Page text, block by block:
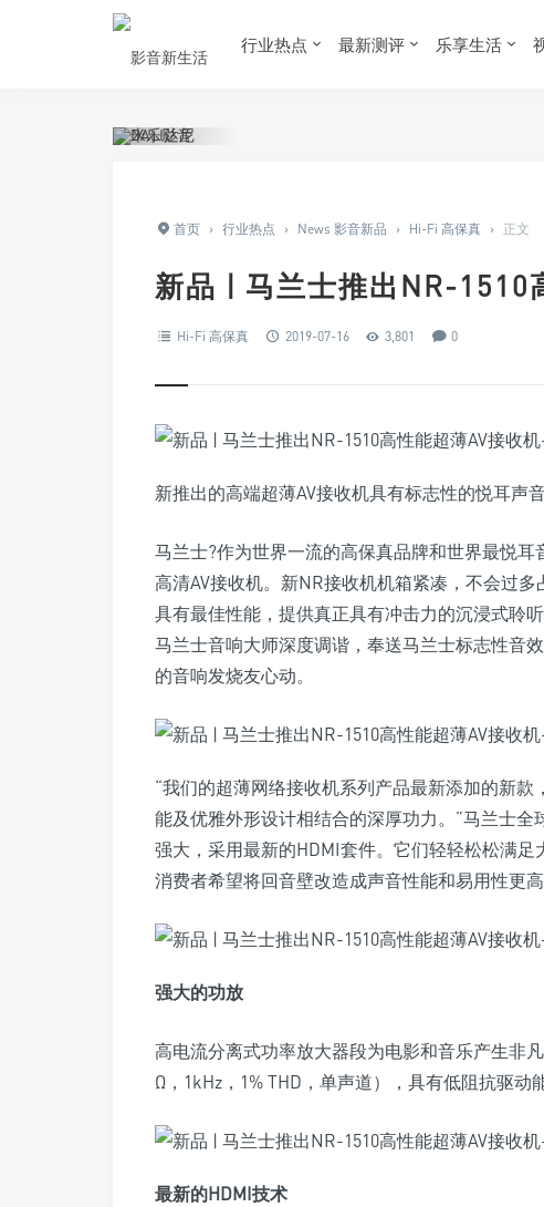
行业热点 最新测评 乐享生活
首页 › 行业热点 › News 影音新品 › Hi-Fi 高保真 › 正文
新品 | 马兰士推出NR-1510
Hi-Fi 高保真 2019-07-16 3,801 0
新推出的高端超薄AV接收机具有标志性的悦耳声
马兰士?作为世界一流的高保真品牌和世界最悦
高清AV接收机。新NR接收机机箱紧凑，不会过
具有最佳性能，提供真正具有冲击力的沉浸式聆
马兰士音响大师深度调谐，奉送马兰士标志性音
的音响发烧友心动。
“我们的超薄网络接收机系列产品最新添加的新
能及优雅外形设计相结合的深厚功力。”马兰士
强大，采用最新的HDMI套件。它们轻轻松松满
消费者希望将回音壁改造成声音性能和易用性更
强大的功放
高电流分离式功率放大器段为电影和音乐产生非
Ω，1kHz，1% THD，单声道），具有低阻抗驱动
最新的HDMI技术